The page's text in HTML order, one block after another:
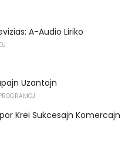
A-Audio Liriko
Uzantojn
Krei Sukcesajn Komercajn